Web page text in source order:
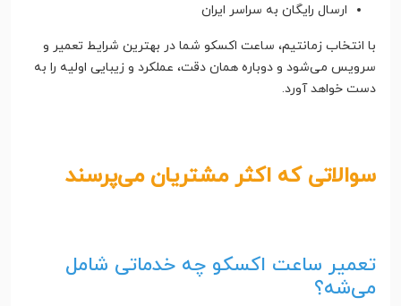
ارسال رایگان به سراسر ایران
با انتخاب زمانتیم، ساعت اکسکو شما در بهترین شرایط تعمیر و
سرویس می‌شود و دوباره همان دقت، عملکرد و زیبایی اولیه را به
دست خواهد آورد.
سوالاتی که اکثر مشتریان می‌پرسند
تعمیر ساعت اکسکو چه خدماتی شامل
می‌شه؟